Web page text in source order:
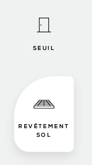
SEUIL
REVÊTEMENT
SOL